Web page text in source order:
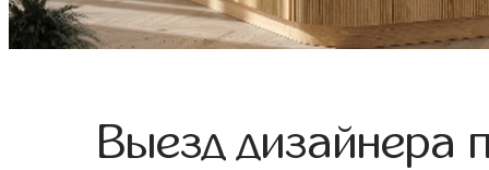
Выезд дизайнера